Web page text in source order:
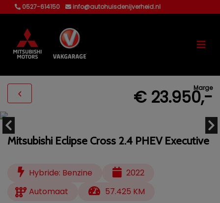
0527-614150 info@autohuisdenijverheid.nl
Marge
€ 23.950,-
Mitsubishi Eclipse Cross 2.4 PHEV Executive
Hybride: Benzine
2022
Automaat
57.425 KM